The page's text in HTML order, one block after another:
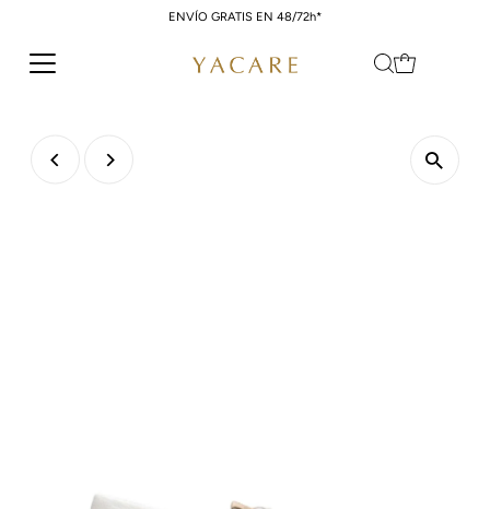
Ir directamente al contenido
ENVÍO GRATIS EN 48/72h*